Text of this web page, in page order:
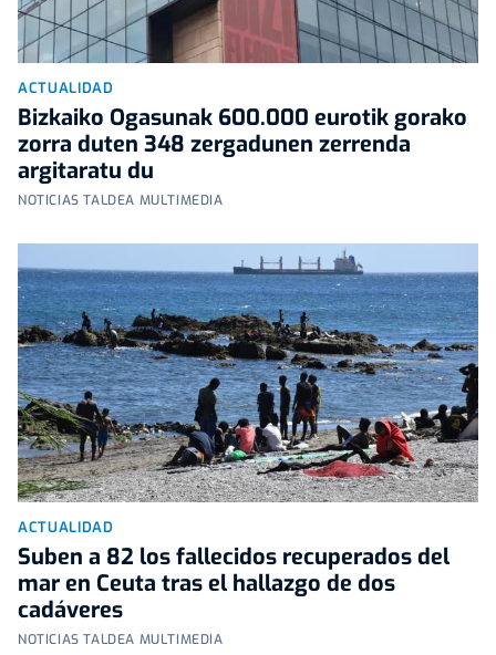
ACTUALIDAD
Bizkaiko Ogasunak 600.000 eurotik gorako
zorra duten 348 zergadunen zerrenda
argitaratu du
NOTICIAS TALDEA MULTIMEDIA
ACTUALIDAD
Suben a 82 los fallecidos recuperados del
mar en Ceuta tras el hallazgo de dos
cadáveres
NOTICIAS TALDEA MULTIMEDIA